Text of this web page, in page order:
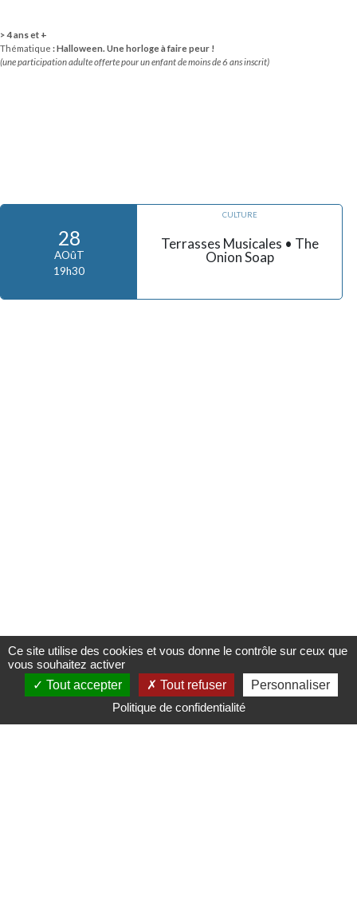
> 4 ans et +
Thématique : Halloween. Une horloge à faire peur !
(une participation adulte offerte pour un enfant de moins de 6 ans inscrit)
28
AOûT
19h30
CULTURE
Terrasses Musicales • The
Onion Soap
Ce site utilise des cookies et vous donne le contrôle sur ceux que
vous souhaitez activer
Tout accepter
Tout refuser
Personnaliser
Politique de confidentialité